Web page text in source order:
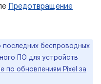
Предотвращение
беспроводных
ПО для устройств
по обновлениям Pixel за